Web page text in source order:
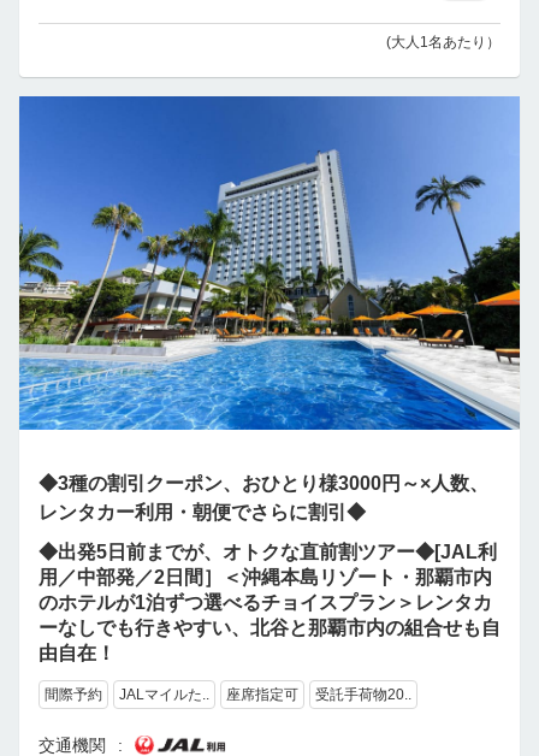
(大人1名あたり）
◆3種の割引クーポン、おひとり様3000円～×人数、
レンタカー利用・朝便でさらに割引◆
◆出発5日前までが、オトクな直前割ツアー◆[JAL利
用／中部発／2日間］＜沖縄本島リゾート・那覇市内
のホテルが1泊ずつ選べるチョイスプラン＞レンタカ
ーなしでも行きやすい、北谷と那覇市内の組合せも自
由自在！
間際予約 JALマイルた.. 座席指定可 受託手荷物20..
交通機関